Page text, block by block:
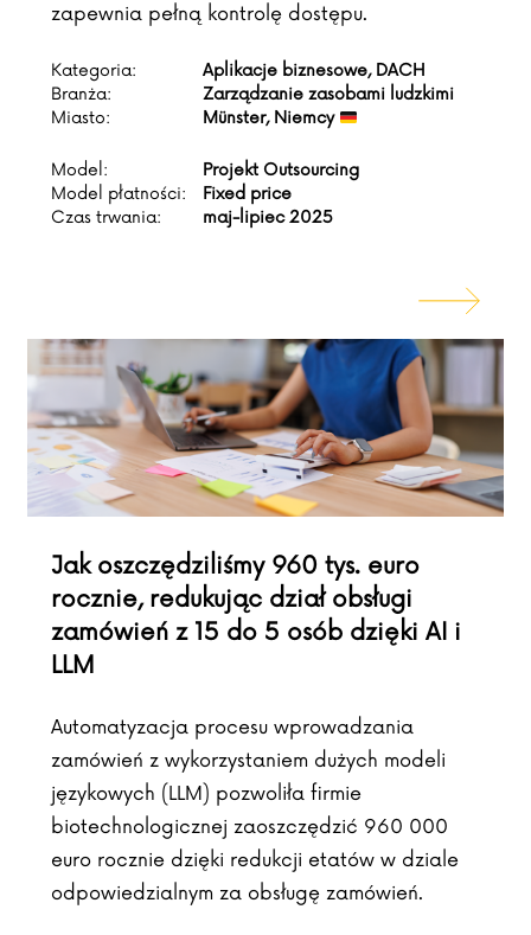
zapewnia pełną kontrolę dostępu.
Kategoria:
Aplikacje biznesowe, DACH
Branża:
Zarządzanie zasobami ludzkimi
Miasto:
Münster, Niemcy
Model:
Projekt Outsourcing
Model płatności:
Fixed price
Czas trwania:
maj-lipiec 2025
Jak oszczędziliśmy 960 tys. euro
rocznie, redukując dział obsługi
zamówień z 15 do 5 osób dzięki AI i
LLM
Automatyzacja procesu wprowadzania
zamówień z wykorzystaniem dużych modeli
językowych (LLM) pozwoliła firmie
biotechnologicznej zaoszczędzić 960 000
euro rocznie dzięki redukcji etatów w dziale
odpowiedzialnym za obsługę zamówień.